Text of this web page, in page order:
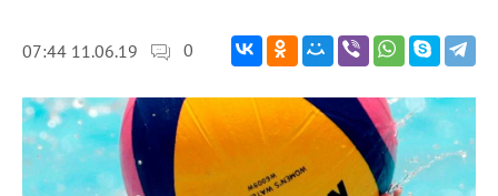
07:44 11.06.19 0